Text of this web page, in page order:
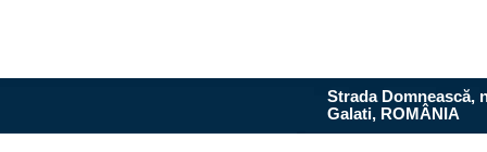
Strada Domnească,
Galati, ROMÂNIA